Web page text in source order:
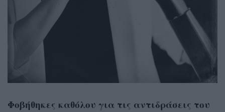
Φοβήθηκες καθόλου για τις αντιδράσεις του